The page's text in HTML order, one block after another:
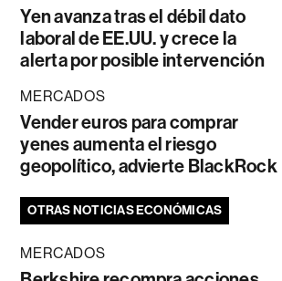
Yen avanza tras el débil dato
laboral de EE.UU. y crece la
alerta por posible intervención
MERCADOS
Vender euros para comprar
yenes aumenta el riesgo
geopolítico, advierte BlackRock
OTRAS NOTICIAS ECONÓMICAS
MERCADOS